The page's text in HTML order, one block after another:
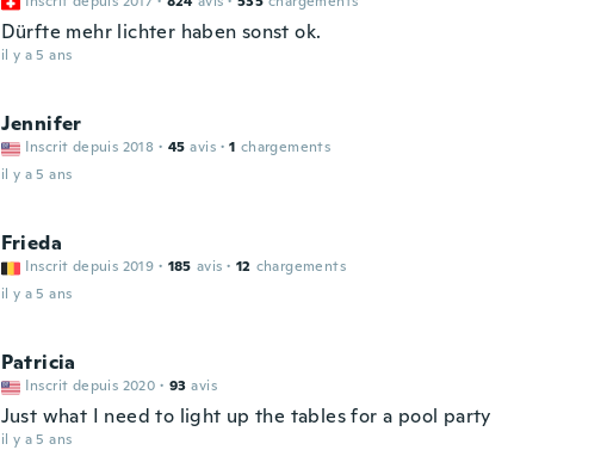
Dürfte mehr lichter haben sonst ok.
il y a 5 ans
Jennifer
Inscrit depuis 2018 · 45 avis · 1 chargements
il y a 5 ans
Frieda
Inscrit depuis 2019 · 185 avis · 12 chargements
il y a 5 ans
Patricia
Inscrit depuis 2020 · 93 avis
Just what I need to light up the tables for a pool party
il y a 5 ans